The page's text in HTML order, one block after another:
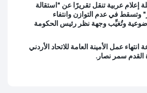
إعلام عربية تنقل تقريرًا عن "استقالة
وتسقط في عدم التوازن وانتفاء
وتُغيِّب وجهة نظر رئيس الحكومة
انتهاء عمل الأمينة العامة للاتحاد الأردني
القدم سمر نصار.